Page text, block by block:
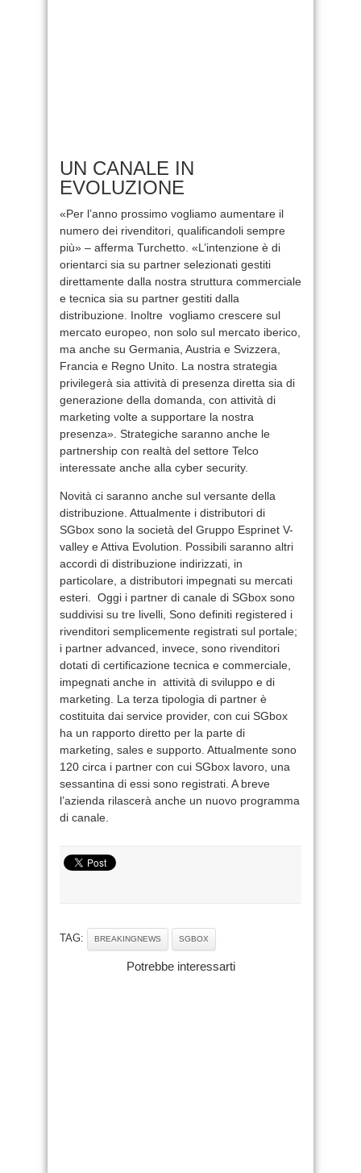
UN CANALE IN
EVOLUZIONE
«Per l’anno prossimo vogliamo aumentare il
numero dei rivenditori, qualificandoli sempre
più» – afferma Turchetto. «L’intenzione è di
orientarci sia su partner selezionati gestiti
direttamente dalla nostra struttura commerciale
e tecnica sia su partner gestiti dalla
distribuzione. Inoltre vogliamo crescere sul
mercato europeo, non solo sul mercato iberico,
ma anche su Germania, Austria e Svizzera,
Francia e Regno Unito. La nostra strategia
privilegerà sia attività di presenza diretta sia di
generazione della domanda, con attività di
marketing volte a supportare la nostra
presenza». Strategiche saranno anche le
partnership con realtà del settore Telco
interessate anche alla cyber security.
Novità ci saranno anche sul versante della
distribuzione. Attualmente i distributori di
SGbox sono la società del Gruppo Esprinet V-
valley e Attiva Evolution. Possibili saranno altri
accordi di distribuzione indirizzati, in
particolare, a distributori impegnati su mercati
esteri. Oggi i partner di canale di SGbox sono
suddivisi su tre livelli, Sono definiti registered i
rivenditori semplicemente registrati sul portale;
i partner advanced, invece, sono rivenditori
dotati di certificazione tecnica e commerciale,
impegnati anche in attività di sviluppo e di
marketing. La terza tipologia di partner è
costituita dai service provider, con cui SGbox
ha un rapporto diretto per la parte di
marketing, sales e supporto. Attualmente sono
120 circa i partner con cui SGbox lavoro, una
sessantina di essi sono registrati. A breve
l’azienda rilascerà anche un nuovo programma
di canale.
TAG: BREAKINGNEWS SGBOX
Potrebbe interessarti